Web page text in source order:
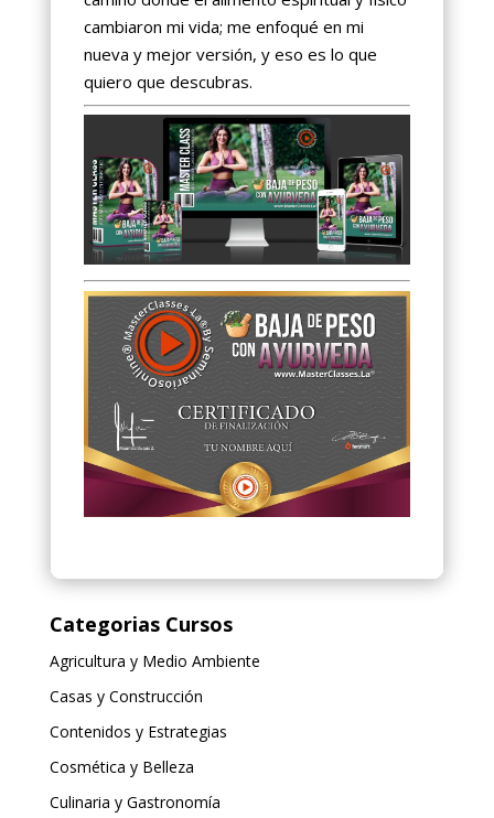
cambiaron mi vida; me enfoqué en mi
nueva y mejor versión, y eso es lo que
quiero que descubras.
Categorias Cursos
Agricultura y Medio Ambiente
Casas y Construcción
Contenidos y Estrategias
Cosmética y Belleza
Culinaria y Gastronomía